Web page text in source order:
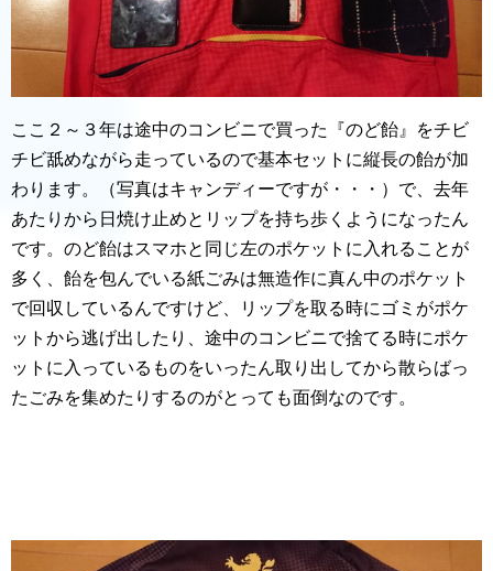
ここ２～３年は途中のコンビニで買った『のど飴』をチビ
チビ舐めながら走っているので基本セットに縦長の飴が加
わります。（写真はキャンディーですが・・・）で、去年
あたりから日焼け止めとリップを持ち歩くようになったん
です。のど飴はスマホと同じ左のポケットに入れることが
多く、飴を包んでいる紙ごみは無造作に真ん中のポケット
で回収しているんですけど、リップを取る時にゴミがポケ
ットから逃げ出したり、途中のコンビニで捨てる時にポケ
ットに入っているものをいったん取り出してから散らばっ
たごみを集めたりするのがとっても面倒なのです。